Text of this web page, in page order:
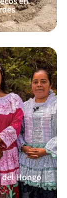
del Hongo